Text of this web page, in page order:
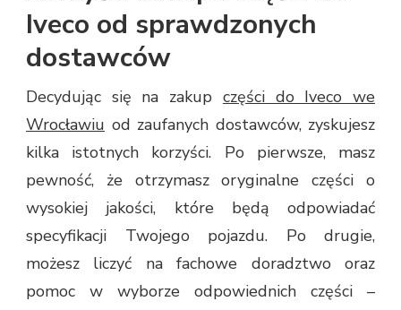
Iveco od sprawdzonych
dostawców
Decydując się na zakup części do Iveco we
Wrocławiu od zaufanych dostawców, zyskujesz
kilka istotnych korzyści. Po pierwsze, masz
pewność, że otrzymasz oryginalne części o
wysokiej jakości, które będą odpowiadać
specyfikacji Twojego pojazdu. Po drugie,
możesz liczyć na fachowe doradztwo oraz
pomoc w wyborze odpowiednich części –